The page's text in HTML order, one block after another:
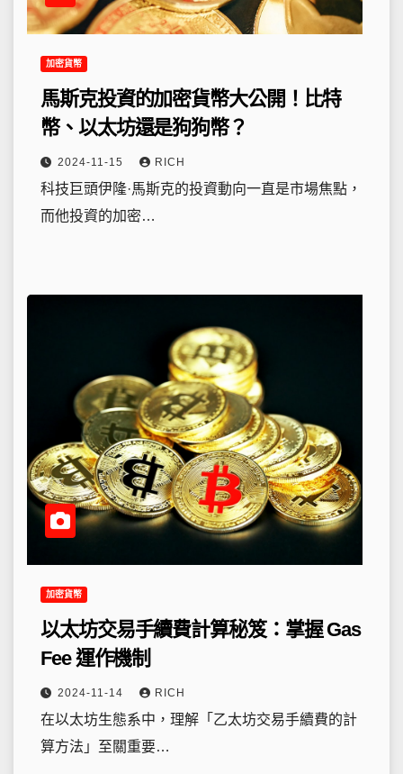
加密貨幣
馬斯克投資的加密貨幣大公開！比特
幣、以太坊還是狗狗幣？
2024-11-15 RICH
科技巨頭伊隆·馬斯克的投資動向一直是市場焦點，
而他投資的加密…
加密貨幣
以太坊交易手續費計算秘笈：掌握 Gas
Fee 運作機制
2024-11-14 RICH
在以太坊生態系中，理解「乙太坊交易手續費的計
算方法」至關重要…